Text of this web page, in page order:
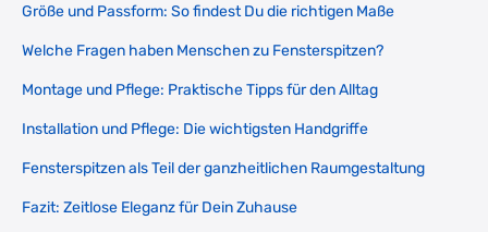
Größe und Passform: So findest Du die richtigen Maße
Welche Fragen haben Menschen zu Fensterspitzen?
Montage und Pflege: Praktische Tipps für den Alltag
Installation und Pflege: Die wichtigsten Handgriffe
Fensterspitzen als Teil der ganzheitlichen Raumgestaltung
Fazit: Zeitlose Eleganz für Dein Zuhause